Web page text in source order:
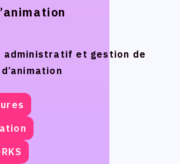
administratif et gestion de
administratif et gestion de